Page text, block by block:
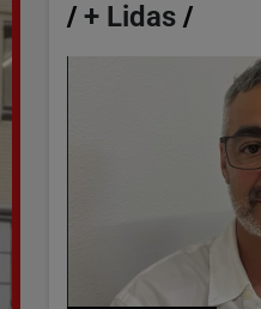
/+ Lidas /